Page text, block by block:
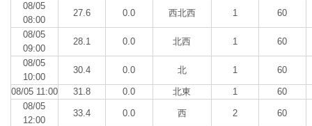
08/05
08:00
27.6 0.0 西北西 1 60
08/05
09:00
28.1 0.0 北西 1 60
08/05
10:00
30.4 0.0 北 1 60
08/05 11:00 31.8 0.0 北東 1
60
08/05
12:00
33.4 0.0 西 2 60